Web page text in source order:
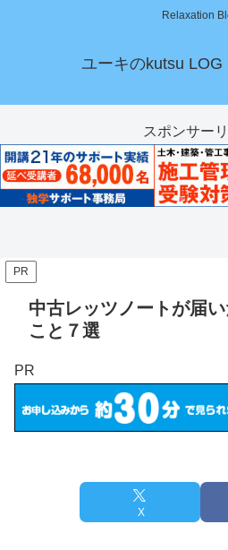
Relaxation
ユーキのkutsu LOG
スポンサー
PR
中古レッツノートが届
こと７選
PR
X